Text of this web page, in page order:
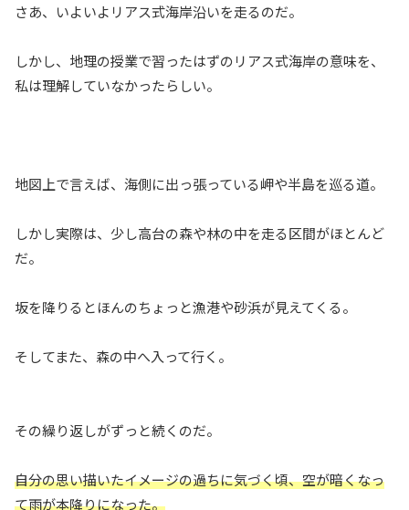
さあ、いよいよリアス式海岸沿いを走るのだ。
しかし、地理の授業で習ったはずのリアス式海岸の意味を、
私は理解していなかったらしい。
地図上で言えば、海側に出っ張っている岬や半島を巡る道。
しかし実際は、少し高台の森や林の中を走る区間がほとんど
だ。
坂を降りるとほんのちょっと漁港や砂浜が見えてくる。
そしてまた、森の中へ入って行く。
その繰り返しがずっと続くのだ。
自分の思い描いたイメージの過ちに気づく頃、空が暗くなっ
て雨が本降りになった。